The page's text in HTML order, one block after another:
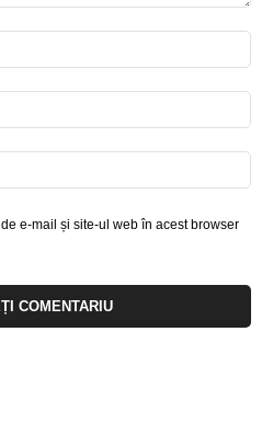
e-mail și site-ul web în acest browser